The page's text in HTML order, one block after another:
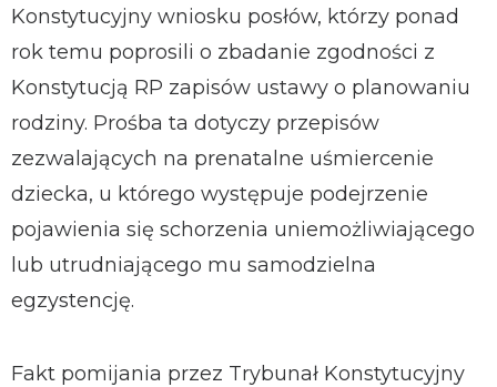
Konstytucyjny wniosku posłów, którzy ponad
rok temu poprosili o zbadanie zgodności z
Konstytucją RP zapisów ustawy o planowaniu
rodziny. Prośba ta dotyczy przepisów
zezwalających na prenatalne uśmiercenie
dziecka, u którego występuje podejrzenie
pojawienia się schorzenia uniemożliwiającego
lub utrudniającego mu samodzielna
egzystencję.
Fakt pomijania przez Trybunał Konstytucyjny